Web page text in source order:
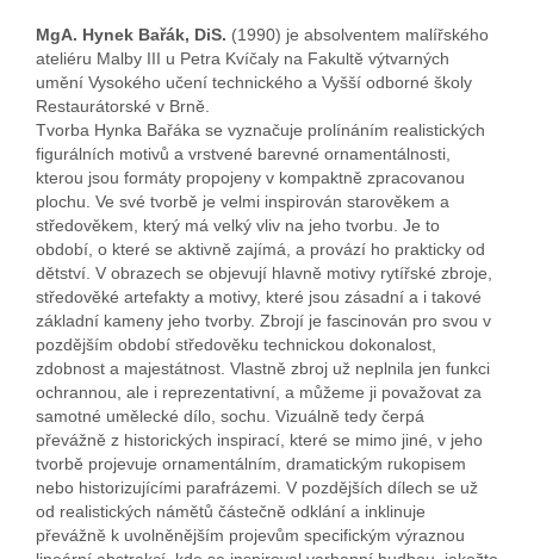
MgA. Hynek Bařák, DiS. (1990) je absolventem malířského
ateliéru Malby III u Petra Kvíčaly na Fakultě výtvarných
umění Vysokého učení technického a Vyšší odborné školy
Restaurátorské v Brně.
Tvorba Hynka Bařáka se vyznačuje prolínáním realistických
figurálních motivů a vrstvené barevné ornamentálnosti,
kterou jsou formáty propojeny v kompaktně zpracovanou
plochu. Ve své tvorbě je velmi inspirován starověkem a
středověkem, který má velký vliv na jeho tvorbu. Je to
období, o které se aktivně zajímá, a provází ho prakticky od
dětství. V obrazech se objevují hlavně motivy rytířské zbroje,
středověké artefakty a motivy, které jsou zásadní a i takové
základní kameny jeho tvorby. Zbrojí je fascinován pro svou v
pozdějším období středověku technickou dokonalost,
zdobnost a majestátnost. Vlastně zbroj už neplnila jen funkci
ochrannou, ale i reprezentativní, a můžeme ji považovat za
samotné umělecké dílo, sochu. Vizuálně tedy čerpá
převážně z historických inspirací, které se mimo jiné, v jeho
tvorbě projevuje ornamentálním, dramatickým rukopisem
nebo historizujícími parafrázemi. V pozdějších dílech se už
od realistických námětů částečně odklání a inklinuje
převážně k uvolněnějším projevům specifickým výraznou